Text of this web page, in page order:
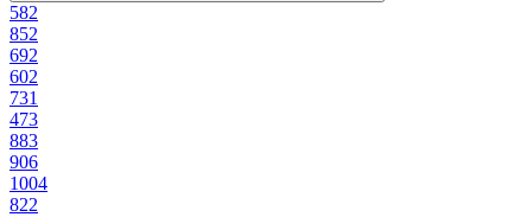
582
852
692
602
731
473
883
906
1004
822